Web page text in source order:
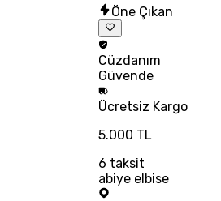
Öne Çıkan
Cüzdanım
Güvende
Ücretsiz Kargo
5.000 TL
6 taksit
abiye elbise